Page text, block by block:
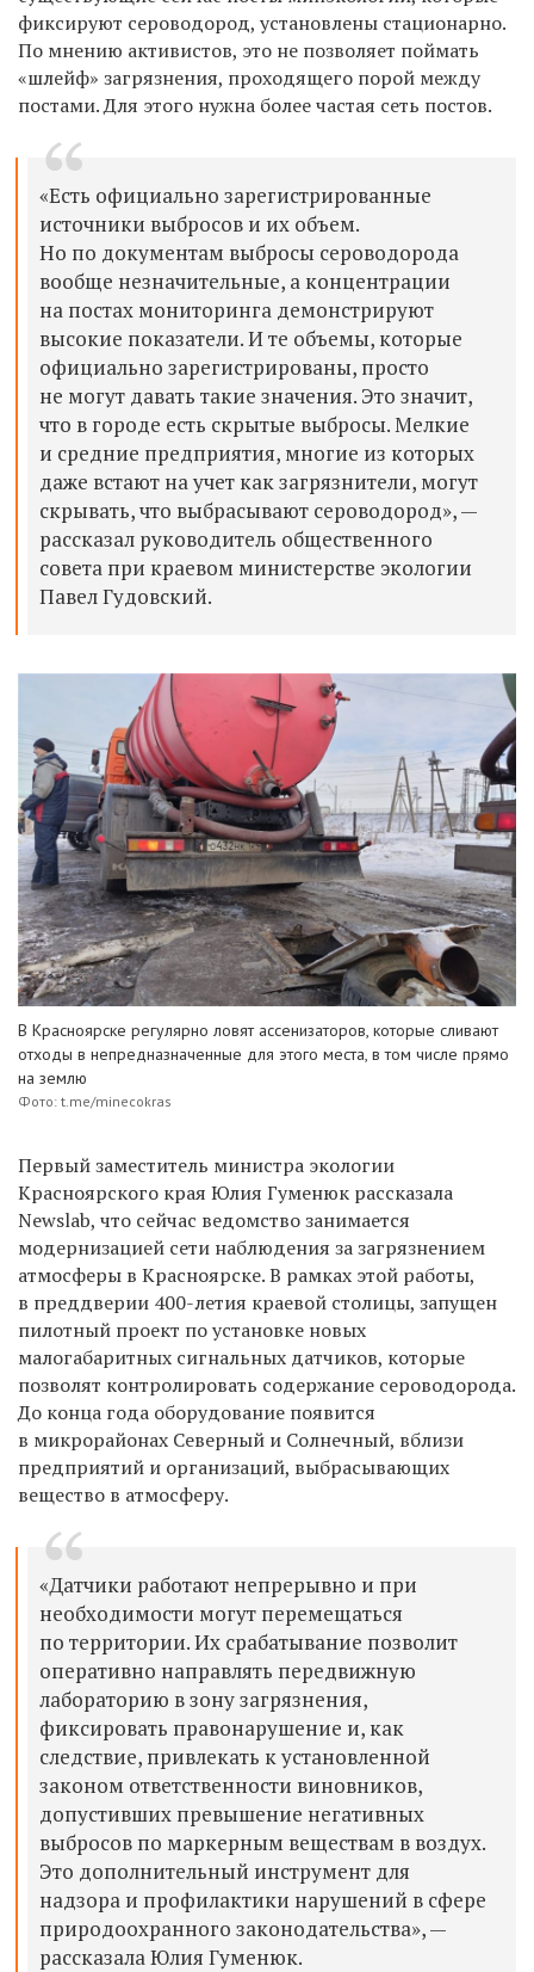
фиксируют сероводород, установлены стационарно.
По мнению активистов, это не позволяет поймать
«шлейф» загрязнения, проходящего порой между
постами. Для этого нужна более частая сеть постов.
«Есть официально зарегистрированные
источники выбросов и их объем.
Но по документам выбросы сероводорода
вообще незначительные, а концентрации
на постах мониторинга демонстрируют
высокие показатели. И те объемы, которые
официально зарегистрированы, просто
не могут давать такие значения. Это значит,
что в городе есть скрытые выбросы. Мелкие
и средние предприятия, многие из которых
даже встают на учет как загрязнители, могут
скрывать, что выбрасывают сероводород», —
рассказал руководитель общественного
совета при краевом министерстве экологии
Павел Гудовский.
В Красноярске регулярно ловят ассенизаторов, которые сливают
отходы в непредназначенные для этого места, в том числе прямо
на землю
Фото: t.me/minecokras
Первый заместитель министра экологии
Красноярского края Юлия Гуменюк рассказала
Newslab, что сейчас ведомство занимается
модернизацией сети наблюдения за загрязнением
атмосферы в Красноярске. В рамках этой работы,
в преддверии 400-летия краевой столицы, запущен
пилотный проект по установке новых
малогабаритных сигнальных датчиков, которые
позволят контролировать содержание сероводорода.
До конца года оборудование появится
в микрорайонах Северный и Солнечный, вблизи
предприятий и организаций, выбрасывающих
вещество в атмосферу.
«Датчики работают непрерывно и при
необходимости могут перемещаться
по территории. Их срабатывание позволит
оперативно направлять передвижную
лабораторию в зону загрязнения,
фиксировать правонарушение и, как
следствие, привлекать к установленной
законом ответственности виновников,
допустивших превышение негативных
выбросов по маркерным веществам в воздух.
Это дополнительный инструмент для
надзора и профилактики нарушений в сфере
природоохранного законодательства», —
рассказала Юлия Гуменюк.